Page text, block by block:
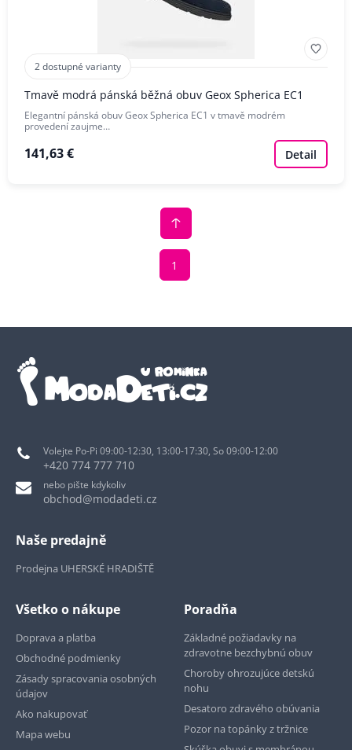
2 dostupné varianty
Tmavě modrá pánská běžná obuv Geox Spherica EC1
Elegantní pánská obuv Geox Spherica EC1 v tmavě modrém
provedení zaujme…
141,63 € Detail
1
Volejte Po-Pi 09:00-12:30, 13:00-17:30, So 09:00-12:00
+420 774 777 710
nebo pište kdykoliv
obchod@modadeti.cz
Naše predajně
Prodejna UHERSKÉ HRADIŠTĚ
Všetko o nákupe
Doprava a platba
Obchodné podmienky
Zásady spracovania osobných
údajov
Ako nakupovať
Mapa webu
Poradňa
Základné požiadavky na
zdravotne bezchybnú obuv
Choroby ohrozujúce detskú
nohu
Desatoro zdravého obúvania
Pozor na topánky z tržnice